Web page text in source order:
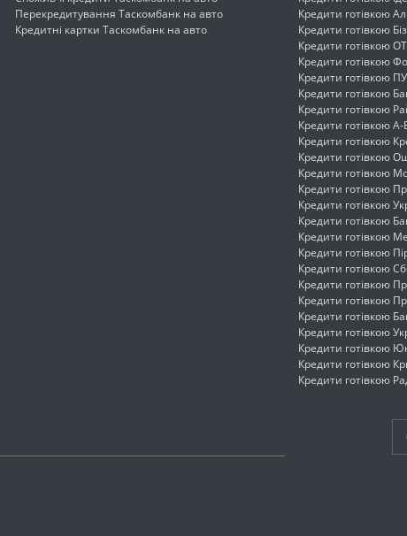
Перекредитування Таскомбанк на авто
Кредитні картки Таскомбанк на авто
Кредити готівкою
Кредити готівкою
Кредити готівкою
Кредити готівкою
Кредити готівкою
Кредити готівкою
Кредити готівкою
Кредити готівкою
Кредити готівкою
Кредити готівкою
Кредити готівкою
Кредити готівкою
Кредити готівкою
Кредити готівкою
Кредити готівкою
Кредити готівкою
Кредити готівкою
Кредити готівкою
Кредити готівкою
Кредити готівкою
Кредити готівкою
Кредити готівкою
Кредити готівкою
Кредити готівкою